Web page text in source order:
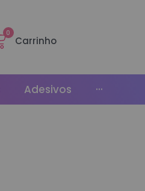
Carrinho
0
Adesivos ···